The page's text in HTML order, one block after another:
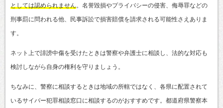
としては認められません 。名誉毀損やプライバシーの侵害、侮辱罪などの
刑事罰に問われる他、民事訴訟で損害賠償を請求される可能性さえありま
す。
ネット上で誹謗中傷を受けたときは警察や弁護士に相談し、法的な対応も
検討しながら自身の権利を守りましょう。
ちなみに、警察に相談するときは地域の所轄ではなく、各県に配置されて
いるサイバー犯罪相談窓口に相談するのがおすすめです。都道府県警察本